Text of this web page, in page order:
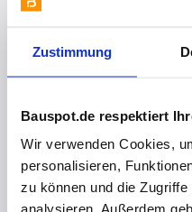
Zustimmung
Bauspot.de respektiert
Wir verwenden Cookies,
personalisieren,
zu können und die
analysieren. Außerdem